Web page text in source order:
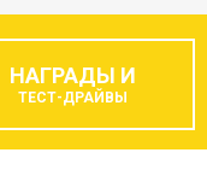
НАГРАДЫ И
ТЕСТ-ДРАЙВЫ